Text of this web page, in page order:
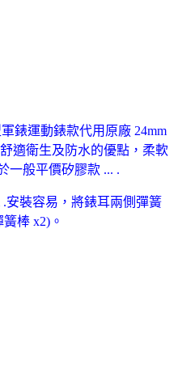
錶運動錶款代用原廠 24mm
適衛生及防水的優點，柔軟
一般平價矽膠款 ... .
.安裝容易，將錶耳兩側彈簧
棒 x2)。